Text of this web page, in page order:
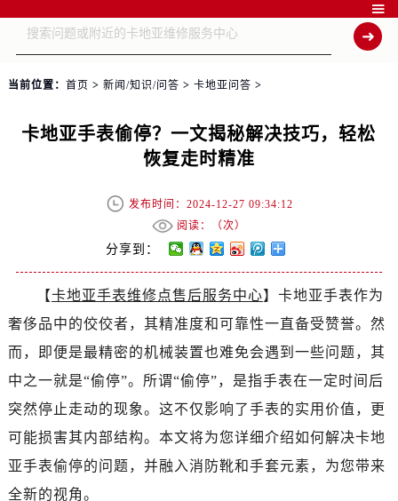

当前位置： 首页 > 新闻/知识/问答 > 卡地亚问答 >
卡地亚手表偷停？一文揭秘解决技巧，轻松
恢复走时精准
发布时间：2024-12-27 09:34:12
阅读：（次）
分享到：
【卡地亚手表维修点售后服务中心】卡地亚手表作为
奢侈品中的佼佼者，其精准度和可靠性一直备受赞誉。然
而，即便是最精密的机械装置也难免会遇到一些问题，其
中之一就是“偷停”。所谓“偷停”，是指手表在一定时间后
突然停止走动的现象。这不仅影响了手表的实用价值，更
可能损害其内部结构。本文将为您详细介绍如何解决卡地
亚手表偷停的问题，并融入消防靴和手套元素，为您带来
全新的视角。